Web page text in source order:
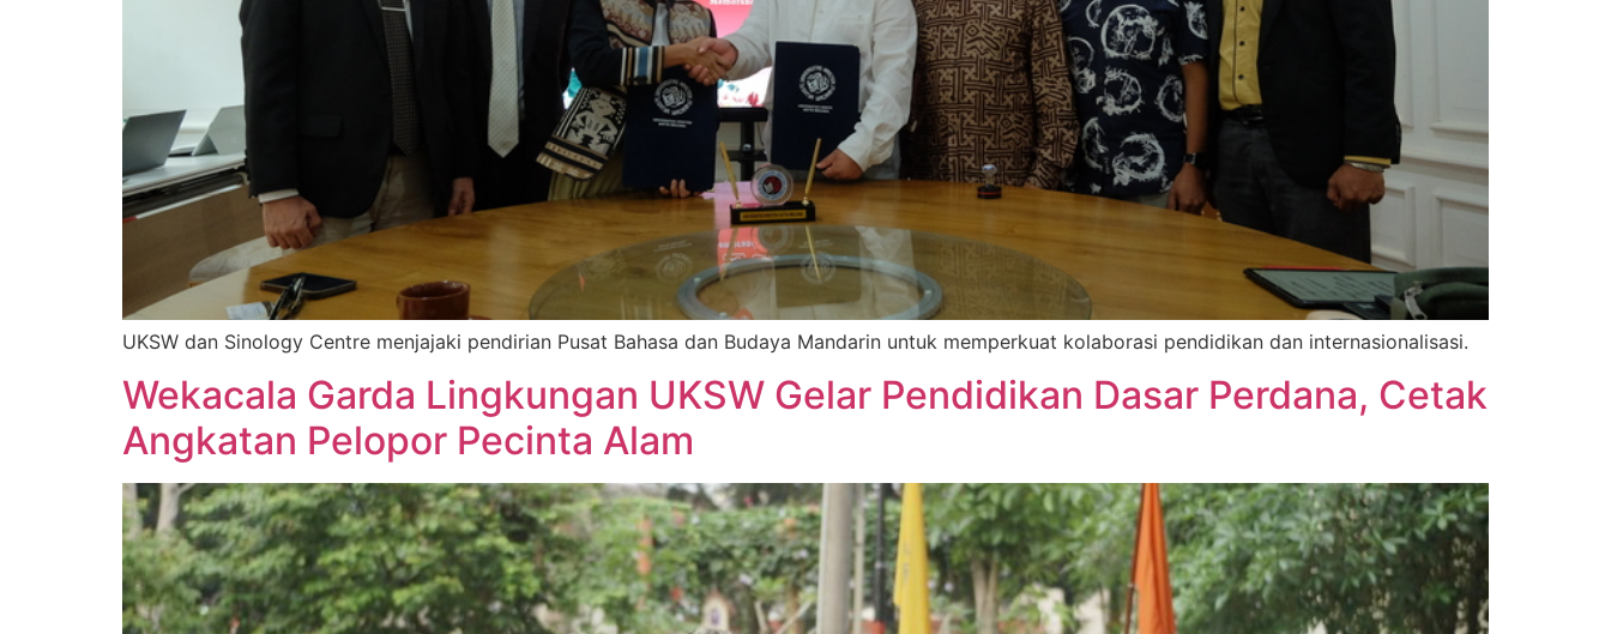
UKSW dan Sinology Centre menjajaki pendirian Pusat Bahasa dan Budaya Mandarin untuk memperkuat kolaborasi pendidikan dan internasionalisasi.
Wekacala Garda Lingkungan UKSW Gelar Pendidikan Dasar Perdana, Cetak
Angkatan Pelopor Pecinta Alam